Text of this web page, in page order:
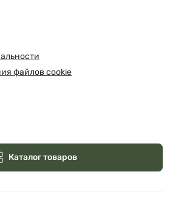
файлов cookie
Каталог товаров